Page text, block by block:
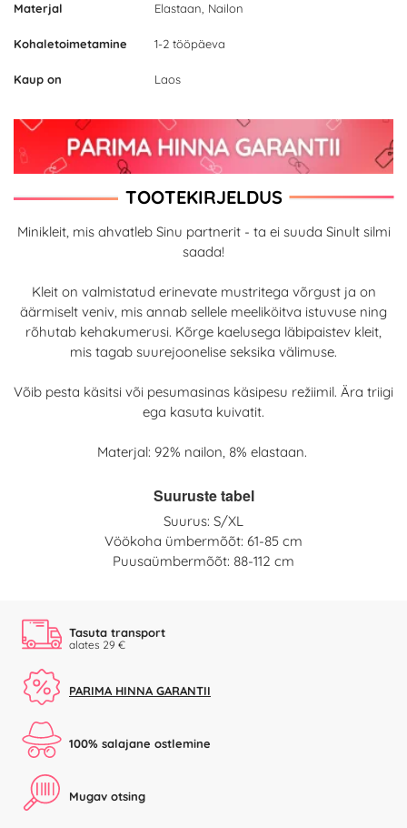
Materjal Elastaan, Nailon
Kohaletoimetamine 1-2 tööpäeva
Kaup on Laos
TOOTEKIRJELDUS
Minikleit, mis ahvatleb Sinu partnerit - ta ei suuda Sinult silmi
saada!
Kleit on valmistatud erinevate mustritega võrgust ja on
äärmiselt veniv, mis annab sellele meeliköitva istuvuse ning
rõhutab kehakumerusi. Kõrge kaelusega läbipaistev kleit,
mis tagab suurejoonelise seksika välimuse.
Võib pesta käsitsi või pesumasinas käsipesu režiimil. Ära triigi
ega kasuta kuivatit.
Materjal: 92% nailon, 8% elastaan.
Suuruste tabel
Suurus: S/XL
Vöökoha ümbermõõt: 61-85 cm
Puusaümbermõõt: 88-112 cm
Tasuta transport
alates 29 €
PARIMA HINNA GARANTII
100% salajane ostlemine
Mugav otsing